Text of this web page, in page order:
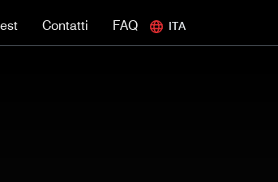
Contatti FAQ ITA